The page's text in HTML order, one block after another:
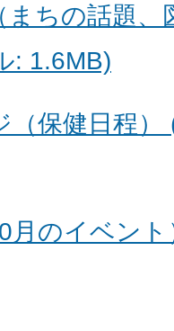
まちの話題、
: 1.6MB)
（保健日程
月のイベン